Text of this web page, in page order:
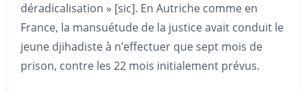
déradicalisation » [sic]. En Autriche comme en
France, la mansuétude de la justice avait conduit le
jeune djihadiste à n’effectuer que sept mois de
prison, contre les 22 mois initialement prévus.